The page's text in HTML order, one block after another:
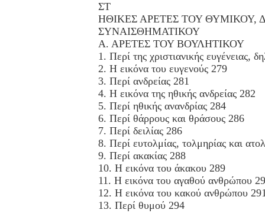
ΣΤ
ΗΘΙΚΕΣ ΑΡΕΤΕΣ ΤΟΥ ΘΥΜΙΚΟΥ,
ΣΥΝΑΙΣΘΗΜΑΤΙΚΟΥ
Α. ΑΡΕΤΕΣ ΤΟΥ ΒΟΥΛΗΤΙΚΟΥ
1. Περί της χριστιανικής ευγένειας,
2. Η εικόνα του ευγενούς 279
3. Περί ανδρείας 281
4. Η εικόνα της ηθικής ανδρείας 282
5. Περί ηθικής ανανδρίας 284
6. Περί θάρρους και θράσους 286
7. Περί δειλίας 286
8. Περί ευτολμίας, τολμηρίας και
9. Περί ακακίας 288
10. Η εικόνα του άκακου 289
11. Η εικόνα του αγαθού ανθρώπου
12. Η εικόνα του κακού ανθρώπου
13. Περί θυμού 294